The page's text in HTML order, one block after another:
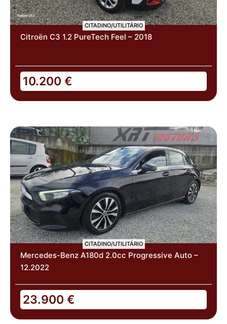
CITADINO/UTILITÁRIO
Citroën C3 1.2 PureTech Feel – 2018
10.200 €
CITADINO/UTILITÁRIO
Mercedes-Benz A180d 2.0cc Progressive Auto –
12.2022
23.900 €